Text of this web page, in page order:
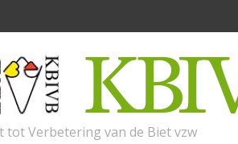
Verbetering van de Biet vzw